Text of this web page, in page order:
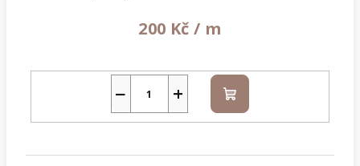
200 Kč/ m
+
− Do
košíku